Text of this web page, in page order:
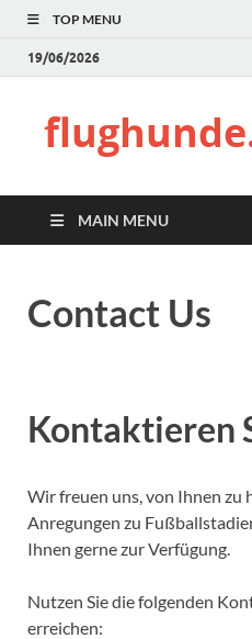
TOP MENU
19/06/2026
MAIN MENU
Contact Us
Kontaktieren
Wir freuen uns, von Ihnen zu
Anregungen zu
Ihnen gerne zur Verfügung.
Nutzen Sie die folgenden
erreichen: